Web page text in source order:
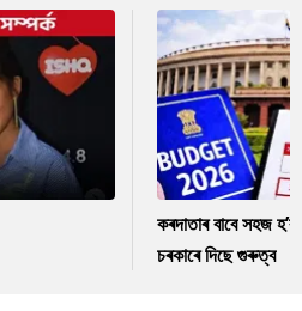
কৰদাতাৰ বাবে সহজ
চৰকাৰে দিছে গুৰুত্ব